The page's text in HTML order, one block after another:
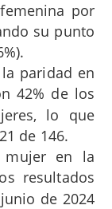
por
su punto
paridad en
42% de los
lo que
de 146.
mujer en la
resultados
de 2024